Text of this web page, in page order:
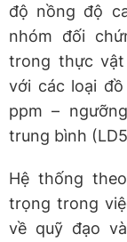
độ nồng độ
nhóm đối
trong thực
với các loại
ppm –
trung bình
Hệ thống
trọng trong
về quỹ đạo